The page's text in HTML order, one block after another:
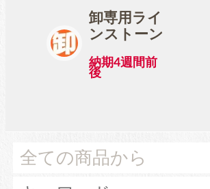
卸専用ライ
ンストーン
納期4週間前
後